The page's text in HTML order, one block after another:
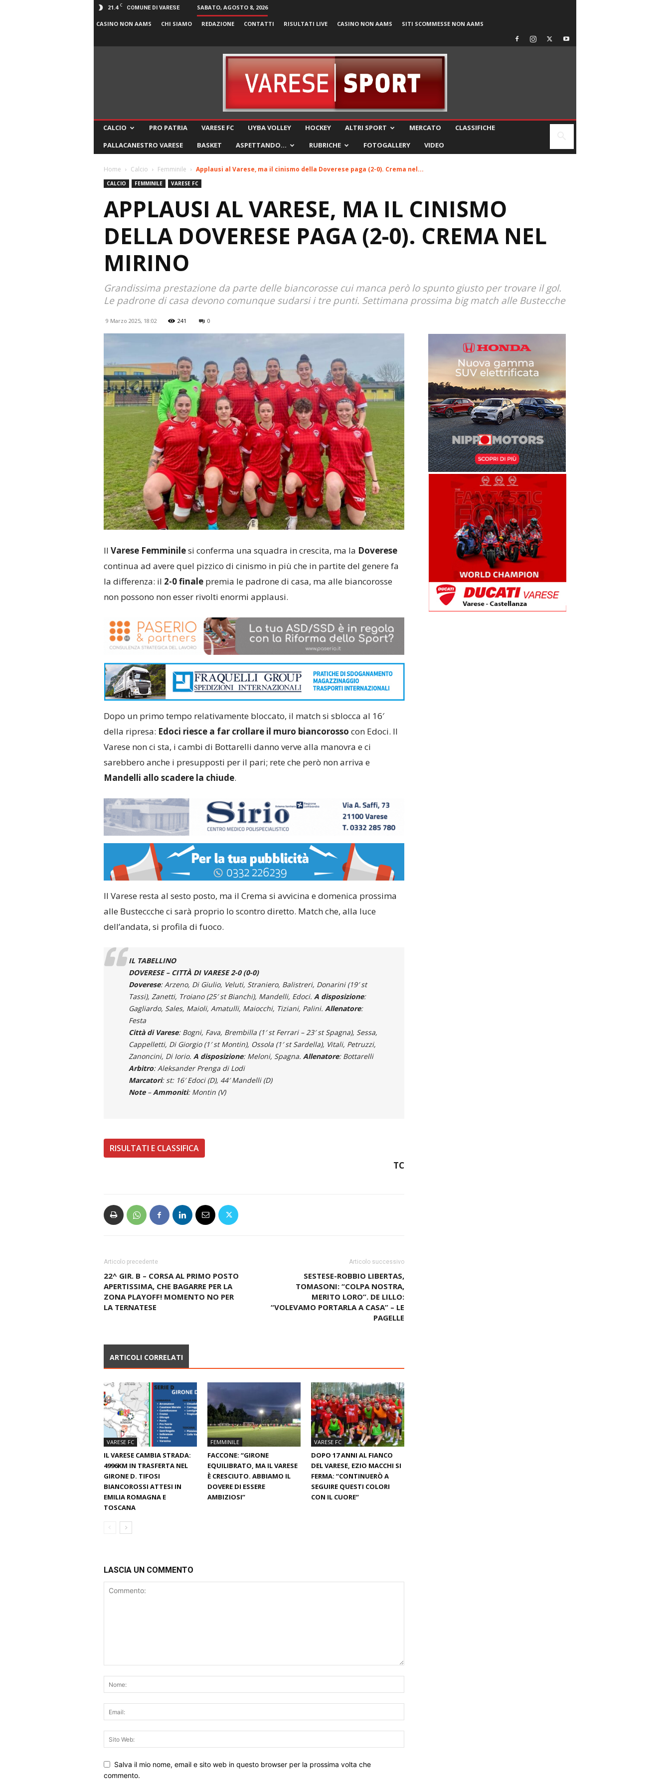
21.4 C COMUNE DI VARESE SABATO, AGOSTO 8, 2026
CASINO NON AAMS CHI SIAMO REDAZIONE CONTATTI RISULTATI LIVE CASINO NON AAMS SITI SCOMMESSE NON AAMS
CALCIO PRO PATRIA VARESE FC UYBA VOLLEY HOCKEY ALTRI SPORT MERCATO
CLASSIFICHE
PALLACANESTRO VARESE
BASKET ASPETTANDO… RUBRICHE FOTOGALLERY VIDEO
Home Calcio Femminile Applausi al Varese, ma il cinismo della Doverese paga (2-0). Crema nel...
CALCIO FEMMINILE VARESE FC
APPLAUSI AL VARESE, MA IL CINISMO
DELLA DOVERESE PAGA (2-0). CREMA NEL
MIRINO
Grandissima prestazione da parte delle biancorosse cui manca però lo spunto giusto per trovare il gol.
Le padrone di casa devono comunque sudarsi i tre punti. Settimana prossima big match alle Bustecche
9 Marzo 2025, 18:02 241 0
Il Varese Femminilesi conferma una squadra in crescita, ma la Doverese
continua ad avere quel pizzico di cinismo in più che in partite del genere fa
la differenza: il 2-0 finalepremia le padrone di casa, ma alle biancorosse
non possono non esser rivolti enormi applausi.
Dopo un primo tempo relativamente bloccato, il match si sblocca al 16′
della ripresa: Edoci riesce a far crollare il muro biancorosso con Edoci. Il
Varese non ci sta, i cambi di Bottarelli danno verve alla manovra e ci
sarebbero anche i presupposti per il pari; rete che però non arriva e
Mandelli allo scadere la chiude.
Il Varese resta al sesto posto, ma il Crema si avvicina e domenica prossima
alle Busteccche ci sarà proprio lo scontro diretto. Match che, alla luce
dell’andata, si profila di fuoco.
IL TABELLINO
DOVERESE – CITTÀ DI VARESE 2-0 (0-0)
Doverese: Arzeno, Di Giulio, Veluti, Straniero, Balistreri, Donarini (19′ st
Tassi), Zanetti, Troiano (25′ st Bianchi), Mandelli, Edoci. A disposizione:
Gagliardo, Sales, Maioli, Amatulli, Maiocchi, Tiziani, Palini. Allenatore:
Festa
Città di Varese: Bogni, Fava, Brembilla (1′ st Ferrari – 23′ st Spagna), Sessa,
Cappelletti, Di Giorgio (1′ st Montin), Ossola (1′ st Sardella), Vitali, Petruzzi,
Zanoncini, Di Iorio. A disposizione: Meloni, Spagna. Allenatore: Bottarelli
Arbitro: Aleksander Prenga di Lodi
Marcatori: st: 16′ Edoci (D), 44′ Mandelli (D)
Note–Ammoniti: Montin (V)
RISULTATI E CLASSIFICA
TC
Articolo precedente
22^ GIR. B – CORSA AL PRIMO POSTO
APERTISSIMA, CHE BAGARRE PER LA
ZONA PLAYOFF! MOMENTO NO PER
LA TERNATESE
Articolo successivo
SESTESE-ROBBIO LIBERTAS,
TOMASONI: “COLPA NOSTRA,
MERITO LORO”. DE LILLO:
“VOLEVAMO PORTARLA A CASA” – LE
PAGELLE
ARTICOLI CORRELATI
VARESE FC
IL VARESE CAMBIA STRADA:
4996KM IN TRASFERTA NEL
GIRONE D. TIFOSI
BIANCOROSSI ATTESI IN
EMILIA ROMAGNA E
TOSCANA
FEMMINILE
FACCONE: “GIRONE
EQUILIBRATO, MA IL VARESE
È CRESCIUTO. ABBIAMO IL
DOVERE DI ESSERE
AMBIZIOSI”
VARESE FC
DOPO 17 ANNI AL FIANCO
DEL VARESE, EZIO MACCHI SI
FERMA: “CONTINUERÒ A
SEGUIRE QUESTI COLORI
CON IL CUORE”
LASCIA UN COMMENTO
Salva il mio nome, email e sito web in questo browser per la prossima volta che
commento.